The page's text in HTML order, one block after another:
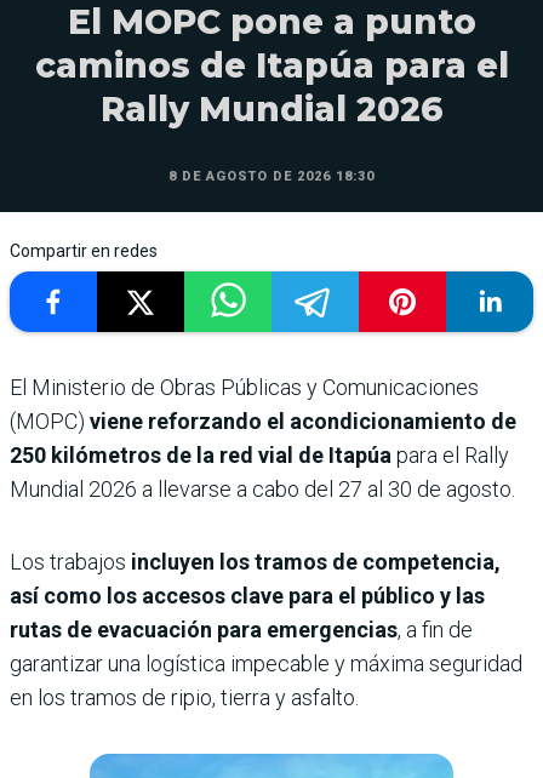
El MOPC pone a punto
caminos de Itapúa para el
Rally Mundial 2026
8 DE AGOSTO DE 2026 18:30
Compartir en redes
El Ministerio de Obras Públicas y Comunicaciones
(MOPC) viene reforzando el acondicionamiento de
250 kilómetros de la red vial de Itapúapara el Rally
Mundial 2026 a llevarse a cabo del 27 al 30 de agosto.
Los trabajos incluyen los tramos de competencia,
así como los accesos clave para el público y las
rutas de evacuación para emergencias, a fin de
garantizar una logística impecable y máxima seguridad
en los tramos de ripio, tierra y asfalto.